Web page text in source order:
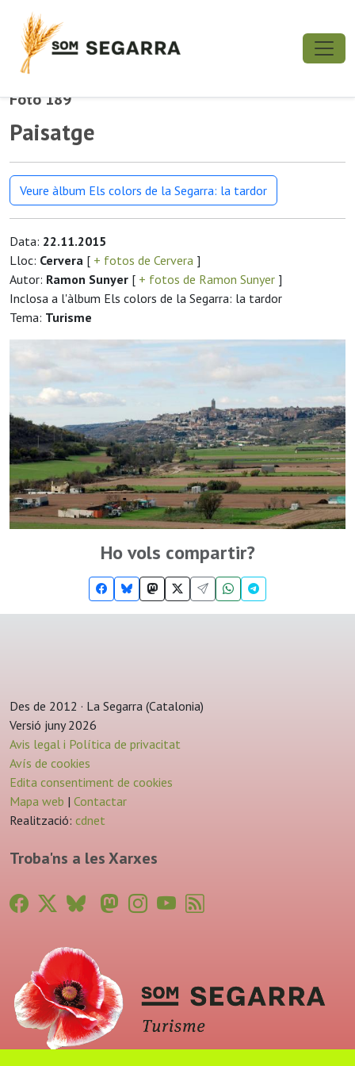
Foto 189
Paisatge
Veure àlbum Els colors de la Segarra: la tardor
Data: 22.11.2015
Lloc: Cervera [ + fotos de Cervera ]
Autor: Ramon Sunyer [ + fotos de Ramon Sunyer ]
Inclosa a l'àlbum Els colors de la Segarra: la tardor
Tema: Turisme
Ho vols compartir?
Des de 2012 · La Segarra (Catalonia)
Versió juny 2026
Avis legal i Política de privacitat
Avís de cookies
Edita consentiment de cookies
Mapa web | Contactar
Realització: cdnet
Troba'ns a les Xarxes